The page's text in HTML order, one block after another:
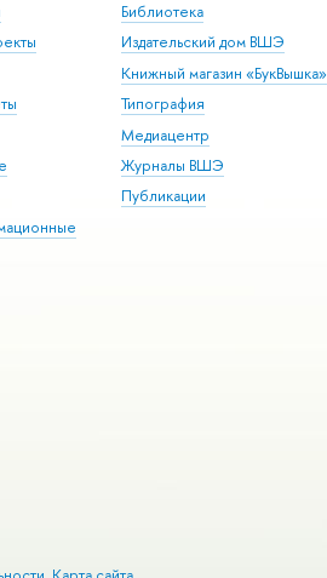
Библиотека
Издательский дом ВШЭ
Книжный магазин «БукВышка»
Типография
Медиацентр
Журналы ВШЭ
Публикации